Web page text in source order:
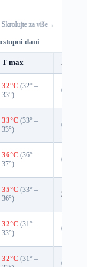
Skrolujte za više→
dani
T max
32°C (32° –
33°)
0%
33°C (33° –
33°)
0%
36°C (36° –
37°)
0%
35°C (33° –
36°)
2%
32°C (31° –
33°)
0%
32°C (31° –
0%